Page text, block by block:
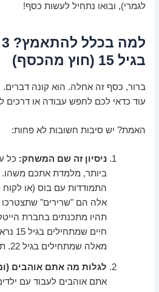
לגמרי), ובואו נתחיל לעשות כסף!
בגיל 15 (חוץ מהכסף)
ברור, כסף זה אחלה. הוא קונה
עוד כדאי לכם לחפש עבודה או דרכים
האמת? יש סיבות חשובות לא פחות:
ניסיון זה שם המשחק: כל
ביותר, מלמדת אתכם משהו.
התמודדות עם בוס (או לקוח
אלה הם "שרירים"
תהיו מתכנתים בחברת
חיים
מאלה שמתחילים בגיל 22. תאמינו לנו.
לגלות מה אתם אוהבים
אתם אוהבים לעבוד עם